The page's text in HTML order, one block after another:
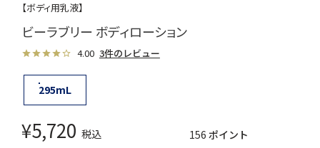
【ボディ用乳液】
ビーラブリー ボディローション
4.00 3件のレビュー
295mL
¥5,720 税込 156 ポイント